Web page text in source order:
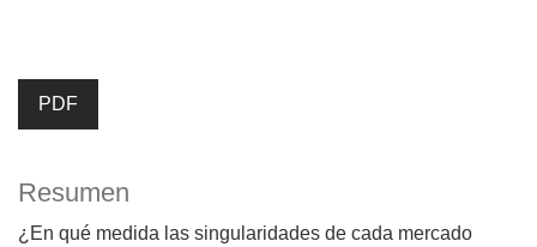
PDF
Resumen
¿En qué medida las singularidades de cada mercado